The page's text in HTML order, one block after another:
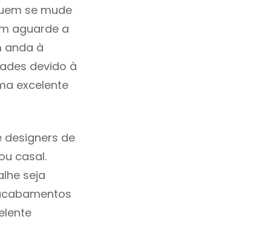
se mude
aguarde a
anda à
devido à
excelente
designers de
casal.
seja